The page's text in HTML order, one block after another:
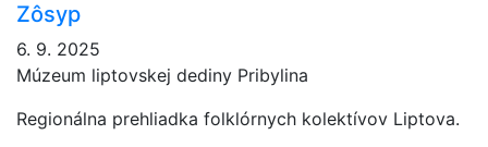
Zôsyp
6. 9. 2025
Múzeum liptovskej dediny Pribylina
Regionálna prehliadka folklórnych kolektívov Liptova.